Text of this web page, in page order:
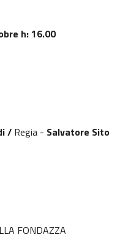
h: 16.00
/ Regia - Salvatore Sito
FONDAZZA